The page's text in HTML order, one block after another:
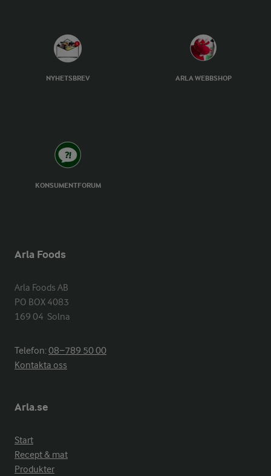
NYHETSBREV ARLA WEBBSHOP
KONSUMENTFORUM
Arla Foods
Arla Foods AB
PO BOX 4083
169 04  Solna
Telefon:08−789 50 00
Kontakta oss
Arla.se
Start
Recept & mat
Produkter